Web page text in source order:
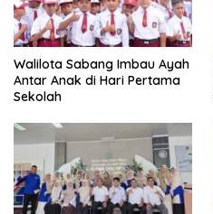
Walilota Sabang Imbau Ayah
Antar Anak di Hari Pertama
Sekolah